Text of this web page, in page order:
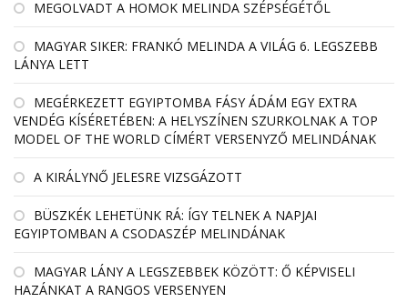
MEGOLVADT A HOMOK MELINDA SZÉPSÉGÉTŐL
MAGYAR SIKER: FRANKÓ MELINDA A VILÁG 6. LEGSZEBB
LÁNYA LETT
MEGÉRKEZETT EGYIPTOMBA FÁSY ÁDÁM EGY EXTRA
VENDÉG KÍSÉRETÉBEN: A HELYSZÍNEN SZURKOLNAK A TOP
MODEL OF THE WORLD CÍMÉRT VERSENYZŐ MELINDÁNAK
A KIRÁLYNŐ JELESRE VIZSGÁZOTT
BÜSZKÉK LEHETÜNK RÁ: ÍGY TELNEK A NAPJAI
EGYIPTOMBAN A CSODASZÉP MELINDÁNAK
MAGYAR LÁNY A LEGSZEBBEK KÖZÖTT: Ő KÉPVISELI
HAZÁNKAT A RANGOS VERSENYEN